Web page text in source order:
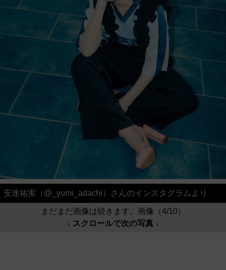
安達祐実（@_yumi_adachi）さんのインスタグラムより
まだまだ画像は続きます。画像（4/10）
↓ スクロールで次の写真 ↓